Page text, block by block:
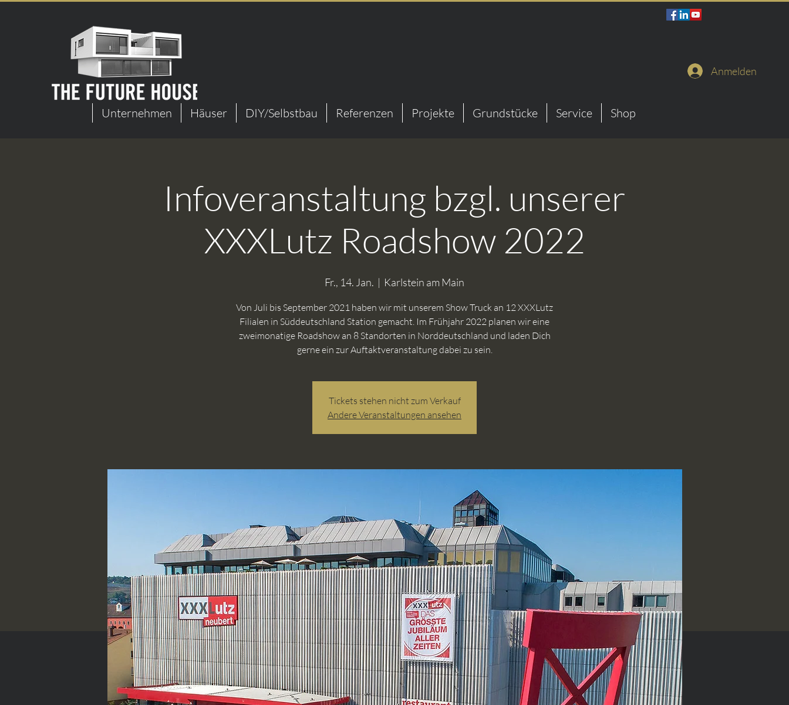
Anmelden
Unternehmen Häuser DIY/Selbstbau Referenzen Projekte Grundstücke Service Shop
Infoveranstaltung bzgl. unserer
XXXLutz Roadshow 2022
Fr., 14. Jan.
  |
Karlstein am Main
Von Juli bis September 2021 haben wir mit unserem Show Truck an 12 XXXLutz
Filialen in Süddeutschland Station gemacht. Im Frühjahr 2022 planen wir eine
zweimonatige Roadshow an 8 Standorten in Norddeutschland und laden Dich
gerne ein zur Auftaktveranstaltung dabei zu sein.
Tickets stehen nicht zum Verkauf
Andere Veranstaltungen ansehen